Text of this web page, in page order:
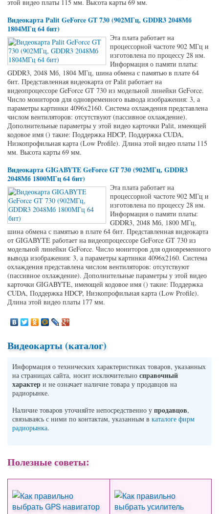
этой видео платы 115 мм. Высота карты 69 мм.
Видеокарта Palit GeForce GT 730 (902МГц, GDDR3 2048Мб
1804МГц 64 бит)
Эта плата работает на
процессорной частоте 902 МГц и
изготовлена по процессу 28 нм.
Информация о памяти платы:
GDDR3, 2048 Мб, 1804 МГц, шина обмена с памятью в плате 64
бит. Представленная видеокарта от Palit работает на
видеопроцессоре GeForce GT 730 из модельной линейки GeForce.
Число мониторов для одновременного вывода изображения: 3, а
параметры картинки 4096x2160. Система охлаждения представлена
числом вентиляторов: отсутствуют (пассивное охлаждение).
Дополнительные параметры у этой видео карточки Palit, имеющей
кодовое имя () такие: Поддержка HDCP, Поддержка CUDA,
Низкопрофильная карта (Low Profile). Длина этой видео платы 115
мм. Высота карты 69 мм.
Видеокарта GIGABYTE GeForce GT 730 (902МГц, GDDR3
2048Мб 1800МГц 64 бит)
Эта плата работает на
процессорной частоте 902 МГц и
изготовлена по процессу 28 нм.
Информация о памяти платы:
GDDR3, 2048 Мб, 1800 МГц,
шина обмена с памятью в плате 64 бит. Представленная видеокарта
от GIGABYTE работает на видеопроцессоре GeForce GT 730 из
модельной линейки GeForce. Число мониторов для одновременного
вывода изображения: 3, а параметры картинки 4096x2160. Система
охлаждения представлена числом вентиляторов: отсутствуют
(пассивное охлаждение). Дополнительные параметры у этой видео
карточки GIGABYTE, имеющей кодовое имя () такие: Поддержка
CUDA, Поддержка HDCP, Низкопрофильная карта (Low Profile).
Длина этой видео платы 177 мм.
Видеокарты (каталог)
Информация о технических характеристиках товаров, указанных
на страницах сайта, носит исключительно справочный
характер и не означает наличие товара у продавцов на
радиорынке.
Наличие товаров уточняйте непосредственно у продавцов,
связываясь с ними по контактам, указанным в каталоге фирм
радиорынка.
Полезные советы: